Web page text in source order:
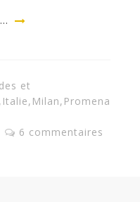
et
, Italie, Milan, Promena
6 commentaires